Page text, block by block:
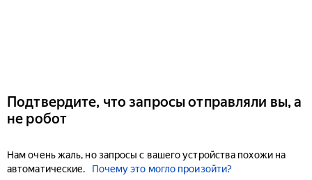
Подтвердите, что запросы отправляли вы, а
не робот
Нам очень жаль, но запросы с вашего устройства похожи на
автоматические.
Почему это могло произойти?